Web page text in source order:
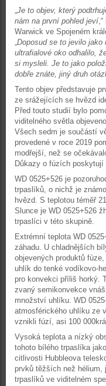
Je to objev, který
nám na první pohled jeví
Warwick ve Spojeném
Doposud se to jevilo
ultrafialové oko odhalilo,
si mysleli. Je to jako
dobře znáte, jiný druh
Tento objev představuje
ze srážejících se hvězd
Před touto studií bylo
viditelného světla
Všech sedm je součástí
provedené v roce 2019
modřejší, než se
Důkazy o fúzích poskytují
WD 0525+526 je
trpaslíků, o nichž je
hvězd. S teplotou téměř
Slunce je WD 0525+526
trpaslíci v této skupině.
Extrémní teplota WD
záhadu. U chladnějších
objevených produktů
uhlík do tenké vodíkovo-
pro konvekci příliš horký.
zvaný semikonvekce
množství uhlíku. WD
atmosférického uhlíku ze
vznikli fúzí, asi 100
Vysoká teplota a nízký
tohoto bílého trpaslíka
citlivosti Hubbleova
prvků těžších než
trpaslíků ve viditelném